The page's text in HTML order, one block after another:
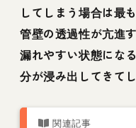
してしまう場合は最
管壁の透過性が亢進
漏れやすい状態にな
分が浸み出してきて